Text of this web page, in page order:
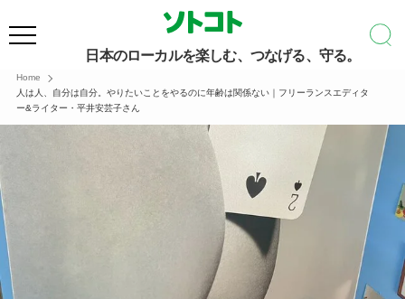
日本のローカルを楽しむ、つなげる、守る。
Home
人は人、自分は自分。やりたいことをやるのに年齢は関係ない｜フリーランスエディタ
ー&ライター・平井安芸子さん